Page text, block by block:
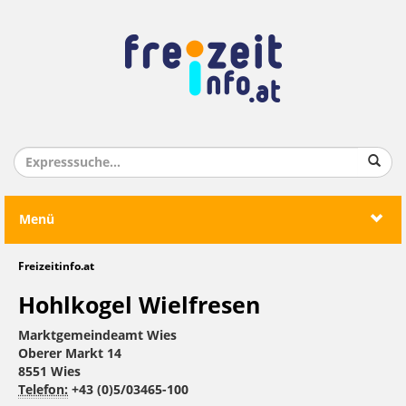
Menü
Freizeitinfo.at
Hohlkogel Wielfresen
Marktgemeindeamt Wies
Oberer Markt 14
8551 Wies
Telefon: +43 (0)5/03465-100